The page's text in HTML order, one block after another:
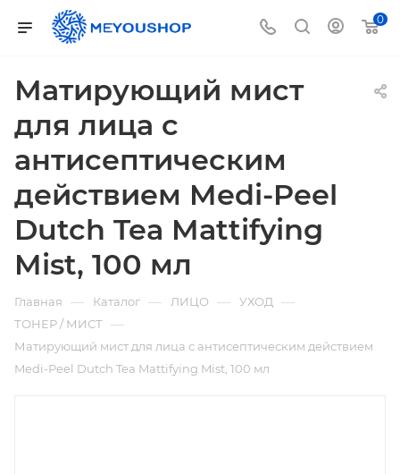
0
Матирующий мист
для лица с
антисептическим
действием Medi-Peel
Dutch Tea Mattifying
Mist, 100 мл
Главная — Каталог — ЛИЦО — УХОД —
ТОНЕР / МИСТ —
Матирующий мист для лица с антисептическим действием
Medi-Peel Dutch Tea Mattifying Mist, 100 мл